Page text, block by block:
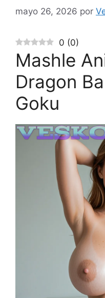
mayo 26, 2026 por
0 (0)
Mashle
Dragon
Goku